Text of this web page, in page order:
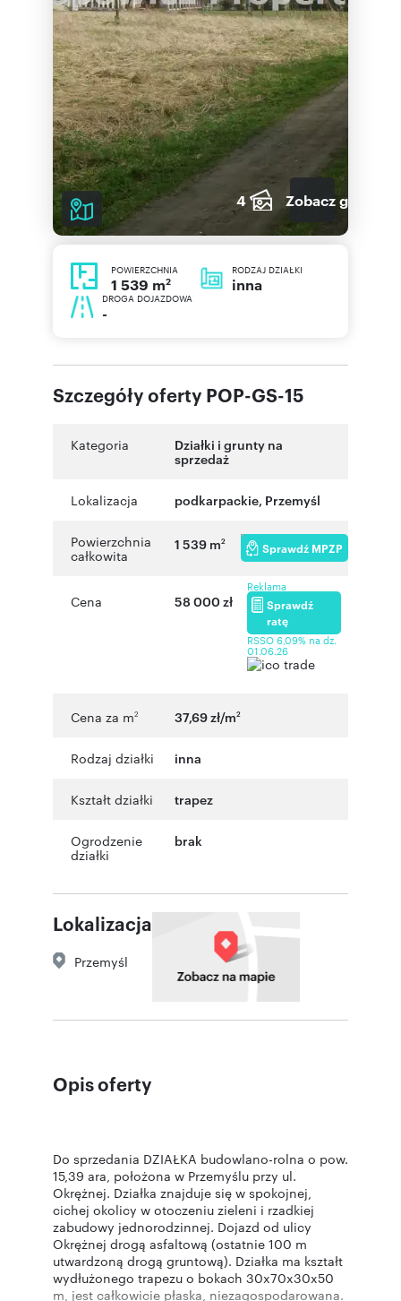
4 Zobacz galerię
POWIERZCHNIA
1 539 m2
RODZAJ DZIAŁKI
inna
DROGA DOJAZDOWA
-
Szczegóły oferty POP-GS-15
Kategoria
Działki i grunty na
sprzedaż
Lokalizacja podkarpackie, Przemyśl
Powierzchnia
całkowita
1 539 m2 Sprawdź MPZP
Cena 58 000 zł
Reklama
Sprawdź
ratę
RSSO 6,09% na dz.
01.06.26
Cena za m2 37,69 zł/m2
Rodzaj działki inna
Kształt działki trapez
Ogrodzenie
działki
brak
Lokalizacja
Przemyśl
Opis oferty
Do sprzedania DZIAŁKA budowlano-rolna o pow.
15,39 ara, położona w Przemyślu przy ul.
Okrężnej. Działka znajduje się w spokojnej,
cichej okolicy w otoczeniu zieleni i rzadkiej
zabudowy jednorodzinnej. Dojazd od ulicy
Okrężnej drogą asfaltową (ostatnie 100 m
utwardzoną drogą gruntową). Działka ma kształt
wydłużonego trapezu o bokach 30x70x30x50
m, jest całkowicie płaska, niezagospodarowana.